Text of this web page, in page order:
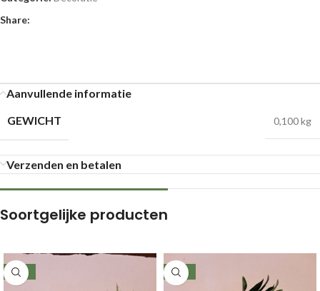
Share:
Aanvullende informatie
GEWICHT
0,100 kg
Verzenden en betalen
Soortgelijke producten
-50% -50%